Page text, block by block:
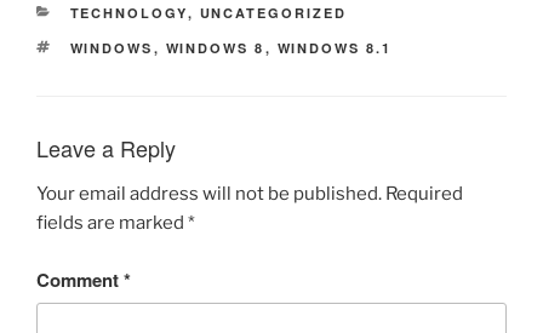
CATEGORIES
TECHNOLOGY, UNCATEGORIZED
TAGS
WINDOWS , WINDOWS 8 , WINDOWS 8.1
Leave a Reply
Your email address will not be published. Required
fields are marked *
Comment*